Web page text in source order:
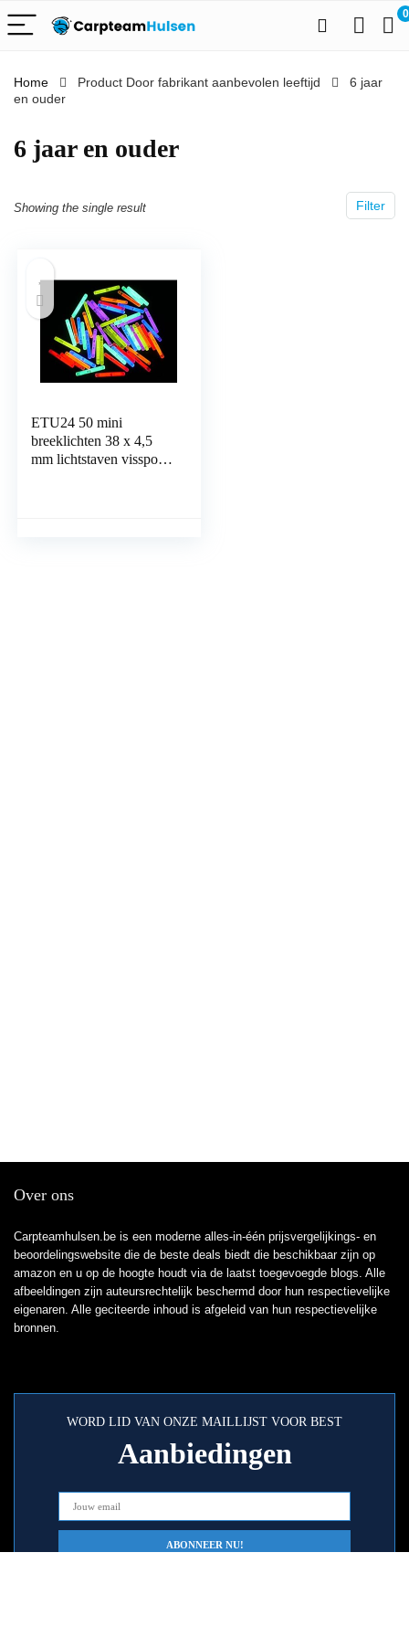
0
Home Product Door fabrikant aanbevolen leeftijd
‎6 jaar
en ouder
‎6 jaar en ouder
Filter
Showing the single result
ETU24 50 mini
breeklichten 38 x 4,5
mm lichtstaven vissport
Over ons
Carpteamhulsen.be is een moderne alles-in-één prijsvergelijkings- en
beoordelingswebsite die de beste deals biedt die beschikbaar zijn op
amazon en u op de hoogte houdt via de laatst toegevoegde blogs. Alle
afbeeldingen zijn auteursrechtelijk beschermd door hun respectievelijke
eigenaren. Alle geciteerde inhoud is afgeleid van hun respectievelijke
bronnen.
WORD LID VAN ONZE MAILLIJST VOOR BEST
Aanbiedingen